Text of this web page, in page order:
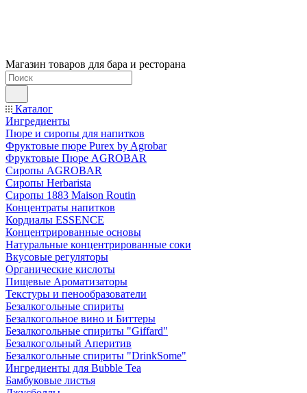
Магазин товаров для бара и ресторана
Каталог
Ингредиенты
Пюре и сиропы для напитков
Фруктовые пюре Purex by Agrobar
Фруктовые Пюре AGROBAR
Сиропы AGROBAR
Сиропы Herbarista
Сиропы 1883 Maison Routin
Концентраты напитков
Кордиалы ESSENCE
Концентрированные основы
Натуральные концентрированные соки
Вкусовые регуляторы
Органические кислоты
Пищевые Ароматизаторы
Текстуры и пенообразователи
Безалкогольные спириты
Безалкогольное вино и Биттеры
Безалкогольные спириты "Giffard"
Безалкогольный Аперитив
Безалкогольные спириты "DrinkSome"
Ингредиенты для Bubble Tea
Бамбуковые листья